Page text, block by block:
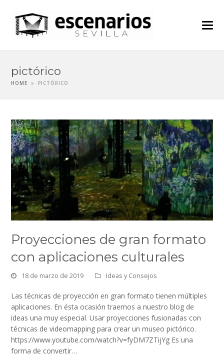
pictórico
HOME » PICTÓRICO
Proyecciones de gran formato
con aplicaciones culturales
18 de marzo de 2019 Ideas y Consejos
Las técnicas de proyección en gran formato tienen múltiples
aplicaciones. En ésta ocasión traemos a nuestro blog de
ideas una muy especial. Usar proyecciones fusionadas con
técnicas de videomapping para crear un museo pictórico.
https://www.youtube.com/watch?v=fyDM7ZTijYg Es una
forma de convertir…